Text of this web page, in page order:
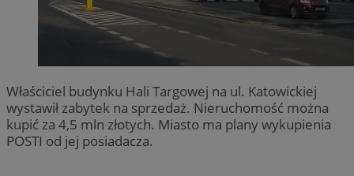
Właściciel budynku Hali Targowej na ul. Katowickiej
wystawił zabytek na sprzedaż. Nieruchomość można
kupić za 4,5 mln złotych. Miasto ma plany wykupienia
POSTI od jej posiadacza.